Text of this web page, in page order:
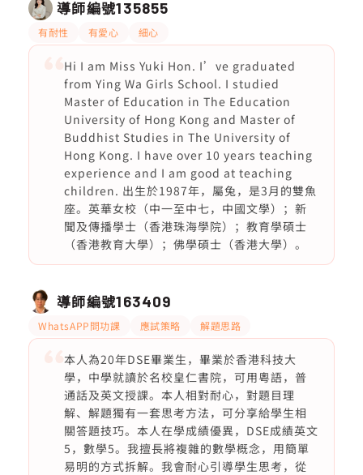
導師編號135855
有耐性 有愛心 細心
Hi I am Miss Yuki Hon. I’ve graduated
from Ying Wa Girls School. I studied
Master of Education in The Education
University of Hong Kong and Master of
Buddhist Studies in The University of
Hong Kong. I have over 10 years teaching
experience and I am good at teaching
children. 出生於1987年，屬兔，是3月的雙魚
座。英華女校（中一至中七，中國文學）；新
聞及傳播學士（香港珠海學院）；教育學碩士
（香港教育大學）；佛學碩士（香港大學）。
導師編號163409
WhatsAPP問功課 應試策略 解題思路
本人為20年DSE畢業生，畢業於香港科技大
學，中學就讀於名校皇仁書院，可用粵語，普
通話及英文授課。本人相對耐心，對題目理
解、解題獨有一套思考方法，可分享給學生相
關答題技巧。本人在學成績優異，DSE成績英文
5，數學5。我擅長將複雜的數學概念，用簡單
易明的方式拆解。我會耐心引導學生思考，從